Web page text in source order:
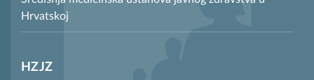
Hrvatskoj
HZJZ